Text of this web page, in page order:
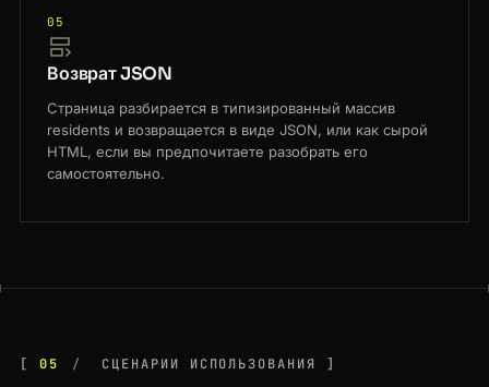
05
Возврат JSON
Страница разбирается в типизированный массив
residents и возвращается в виде JSON, или как сырой
HTML, если вы предпочитаете разобрать его
самостоятельно.
05 СЦЕНАРИИ ИСПОЛЬЗОВАНИЯ